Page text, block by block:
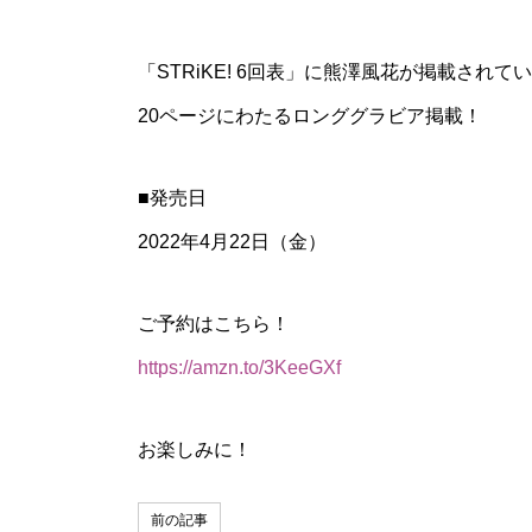
「STRiKE! 6回表」に熊澤風花が掲載されて
20ページにわたるロンググラビア掲載！
■発売日
2022年4月22日（金）
ご予約はこちら！
https://amzn.to/3KeeGXf
お楽しみに！
前の記事